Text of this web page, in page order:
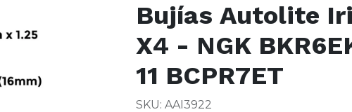
Bujías Autolite
X4 - NGK
11 BCPR7ET
SKU: AAI3922